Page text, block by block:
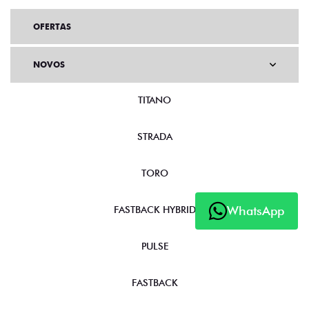
WhatsApp
OFERTAS
NOVOS
TITANO
STRADA
TORO
FASTBACK HYBRID
PULSE
FASTBACK